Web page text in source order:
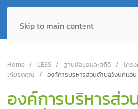
Skip to main content
Home LESS ฐานข้อมูลและสถิติ
โคร
เกียรติคุณ
องค์การบริหารส่วนตำบลวังนกแอ่น
องค์การบริหารส่ว